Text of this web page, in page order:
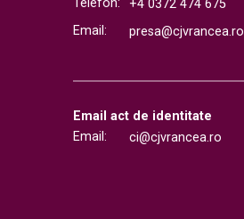
Telefon:
+4 0372 474 675
Email:
presa@cjvrancea.ro
Email act de identitate
Email:
ci@cjvrancea.ro